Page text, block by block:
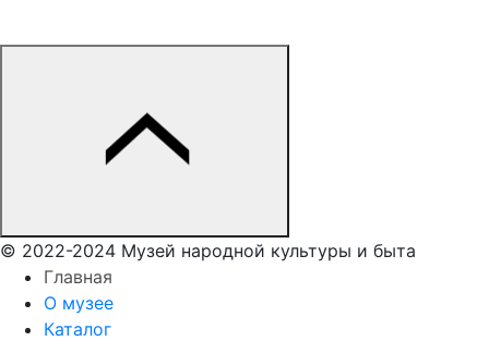
© 2022-2024 Музей народной культуры и быта
Главная
О музее
Каталог